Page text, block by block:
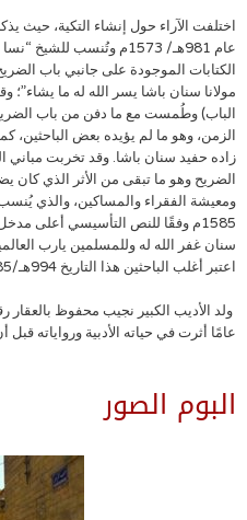
اختلفت الآراء حول إنشاء التكية، حيث
عام 981هـ/ 1573م وتُنسب
الكتابات الموجودة على جانبي باب
مولانا سنان باشا يسر الله له ما
الباب) وطُمست مع ما دفن من باب
الزمن، وهو ما لم يؤيده بعض الباحثين،
زاده حفيد سنان باشا. وقد تخربت مباني
الضريح وهو ما تبقى من الأثر الذي
1585م وفقًا للنص التأسيسي أعلى
سنان غفر الله له وللمسلمين يارب
اعتبر أغلب الباحثين هذا التاريخ 994هـ/1585م هو نفسه تاريخ التكية والضريح معًا.
عامًا أثرت في حياته الأدبية ورواياته
البوم الصور